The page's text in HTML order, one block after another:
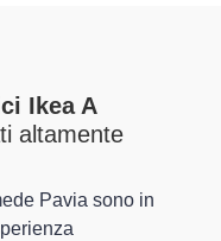
Ikea A
altamente
Pavia sono in